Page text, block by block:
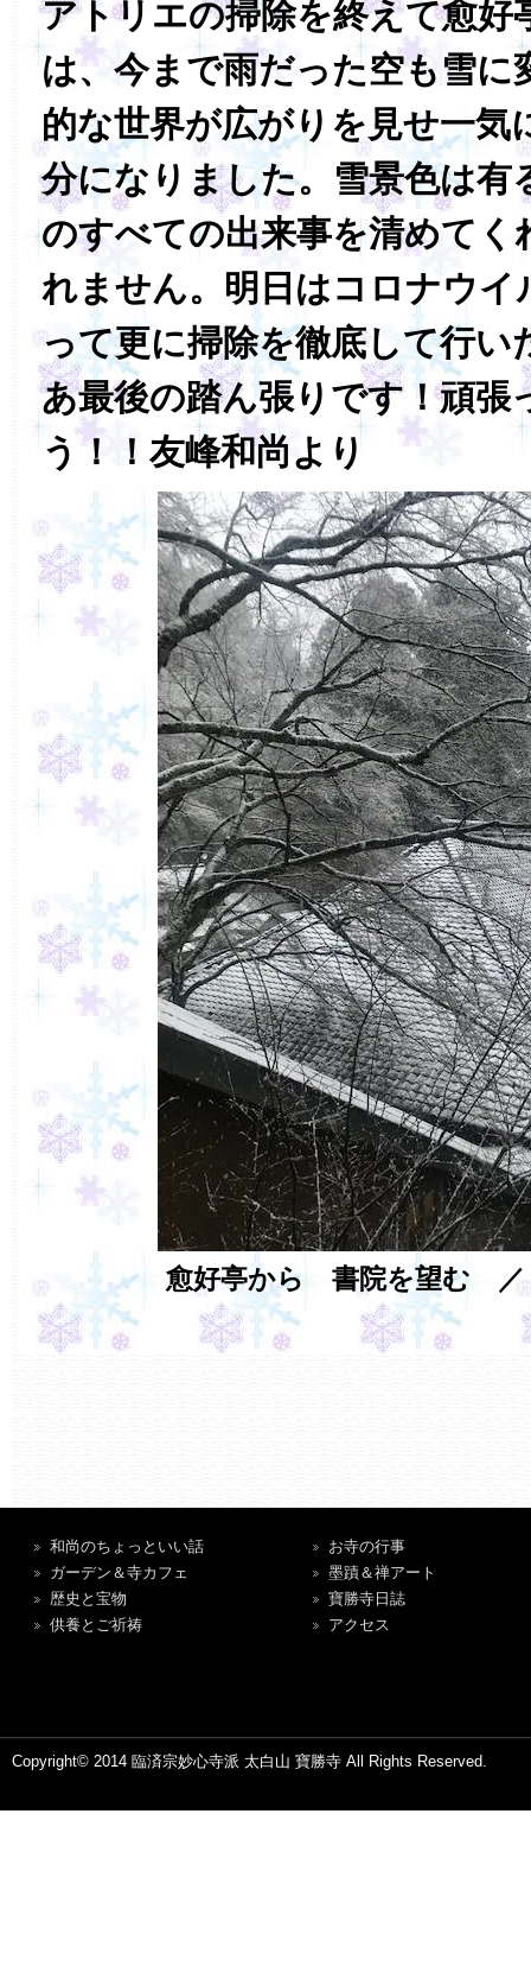
アトリエの掃除を終えて愈好
は、今まで雨だった空も雪に
的な世界が広がりを見せ一気
分になりました。雪景色は有
のすべての出来事を清めてく
れません。明日はコロナウイ
って更に掃除を徹底して行い
あ最後の踏ん張りです！頑張
う！！友峰和尚より
愈好亭から 書院を望む
和尚のちょっといい話
ガーデン＆寺カフェ
歴史と宝物
供養とご祈祷
お寺の行事
墨蹟＆禅アート
寶勝寺日誌
アクセス
Copyright© 2014 臨済宗妙心寺派 太白山 寶勝寺 All Rights Reserved.